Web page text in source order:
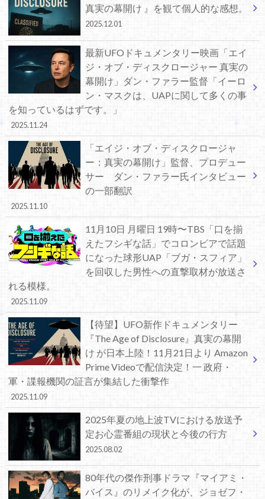
真実の幕開け 』を観て個人的な感想。
2025.12.01
最新UFOドキュメンタリー映画「エイ
ジ・オブ・ディスクロージャー 真実の
幕開け」ダン・ファラー監督「イーロ
ン・マスクは、UAPに関して多くの事
を知っているはずです。」
2025.11.24
「エイジ・オブ・ディスクロージャ
ー：真実の幕開け」監督、プロデュー
サー ダン・ファラー氏インタビュー
の一部翻訳
2025.11.10
11月10日 月曜日 19時〜TBS「口を揃
えたフシギな話」でコロンビアで話題
になった球形UAP「ブガ・スフィア」
を回収した男性への直撃取材が放送さ
れる模様。
2025.11.09
【待望】UFO新作ドキュメンタリー
『The Age of Disclosure』真実の幕開
け が日本上陸！11月21日より Amazon
Prime Videoで配信決定！一 政府・
軍・諜報機関の証言が集結した衝撃作
2025.11.09
2025年夏の地上波TVにおける放送予
定お心霊番組の現状と今後の行方
2025.08.02
80年代の傑作刑事ドラマ『マイアミ・
バイス』のリメイク化が、ジョゼフ・